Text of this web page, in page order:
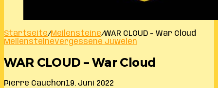
Startseite/Meilensteine/WAR CLOUD – War Cloud
MeilensteineVergessene Juwelen
WAR CLOUD – War Cloud
Pierre Cauchon19. Juni 2022